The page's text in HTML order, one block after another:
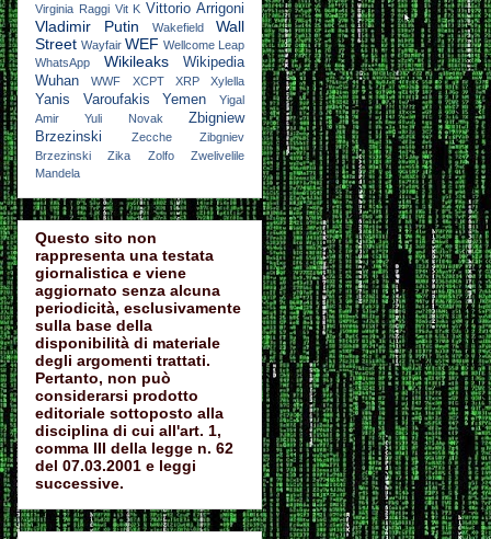
Virginia Raggi Vit K Vittorio Arrigoni
Vladimir Putin Wakefield
Wall
Street Wayfair WEF Wellcome Leap
WhatsApp
Wikileaks
Wikipedia
Wuhan
WWF XCPT XRP Xylella
Yanis Varoufakis Yemen
Yigal
Amir
Yuli Novak
Zbigniew
Brzezinski
Zecche
Zibgniev
Brzezinski
Zika Zolfo
Zwelivelile
Mandela
Questo sito non
rappresenta una testata
giornalistica e viene
aggiornato senza alcuna
periodicità, esclusivamente
sulla base della
disponibilità di materiale
degli argomenti trattati.
Pertanto, non può
considerarsi prodotto
editoriale sottoposto alla
disciplina di cui all'art. 1,
comma III della legge n. 62
del 07.03.2001 e leggi
successive.